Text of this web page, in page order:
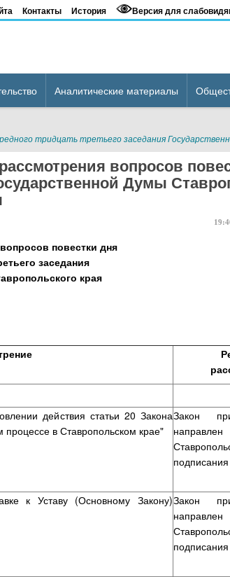
Контакты История Версия для
Аналитические материалы
тридцать третьего заседания
вопросов
Думы
повестки дня
заседания
края
действия статьи 20 Закона
в Ставропольском крае"
Закон
к Уставу (Основному Закону)Закон